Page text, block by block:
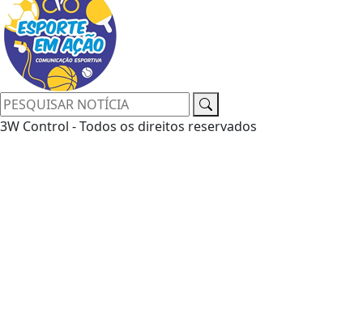
3W Control - Todos os direitos reservados